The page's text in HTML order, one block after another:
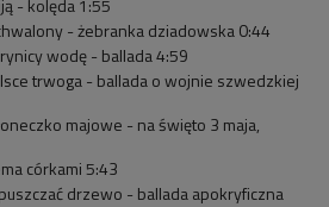
- kolęda 1:55
- żebranka dziadowska 0:44
wodę - ballada 4:59
trwoga - ballada o wojnie szwedzkiej
majowe - na święto 3 maja,
córkami 5:43
drzewo - ballada apokryficzna